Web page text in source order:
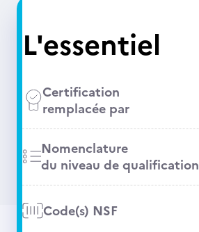
L'essentiel
Certification
remplacée par
Nomenclature
du niveau de qualification
Code(s) NSF